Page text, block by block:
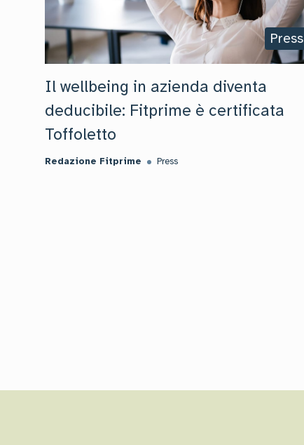
Press
Il wellbeing in azienda diventa
deducibile: Fitprime è certificata
Toffoletto
Redazione Fitprime Press